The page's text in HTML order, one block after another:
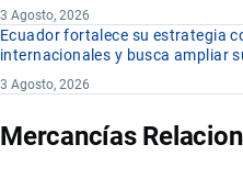
3 Agosto, 2026
Ecuador fortalece su estrategia
internacionales y busca ampliar
3 Agosto, 2026
Mercancías